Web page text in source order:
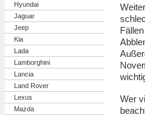
Hyundai
Jaguar
Jeep
Kia
Lada
Lamborghini
Lancia
Land Rover
Lexus
Mazda
Wer